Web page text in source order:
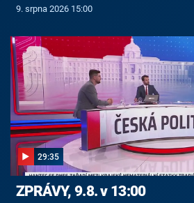
9. srpna 2026 15:00
29:35
ZPRÁVY, 9.8. v 13:00